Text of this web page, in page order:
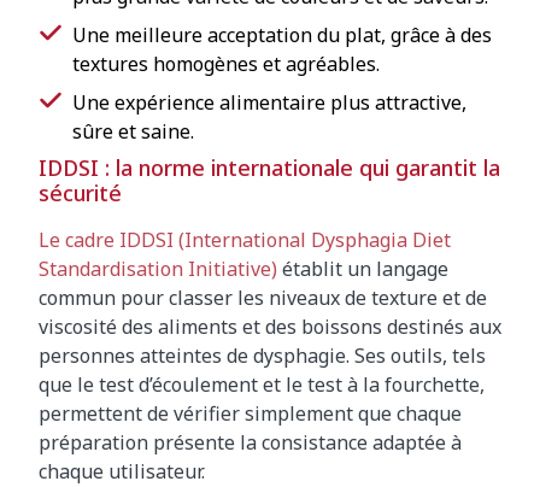
Une meilleure acceptation du plat, grâce à des
textures homogènes et agréables.
Une expérience alimentaire plus attractive,
sûre et saine.
IDDSI : la norme internationale qui garantit la
sécurité
Le cadre IDDSI (International Dysphagia Diet
Standardisation Initiative) établit un langage
commun pour classer les niveaux de texture et de
viscosité des aliments et des boissons destinés aux
personnes atteintes de dysphagie. Ses outils, tels
que le test d’écoulement et le test à la fourchette,
permettent de vérifier simplement que chaque
préparation présente la consistance adaptée à
chaque utilisateur.